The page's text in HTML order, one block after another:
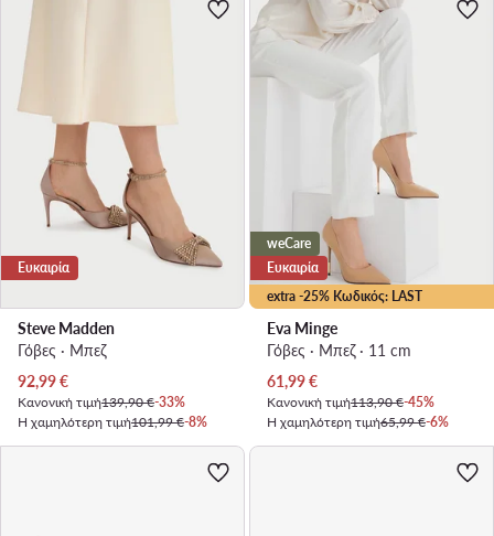
Ευκαιρία
Steve Madden
Γόβες · Μπεζ
Τρέχουσα τιμή
92,99€
Κανονική τιμή139,90 €-33%
Η χαμηλότερη τιμή101,99 €-8%
extra -25% Κωδικός: LAST
weCare
Ευκαιρία
Eva Minge
Γόβες · Μπεζ · 11 cm
Τρέχουσα τιμή
61,99€
Κανονική τιμή113,90 €-45%
Η χαμηλότερη τιμή65,99 €-6%